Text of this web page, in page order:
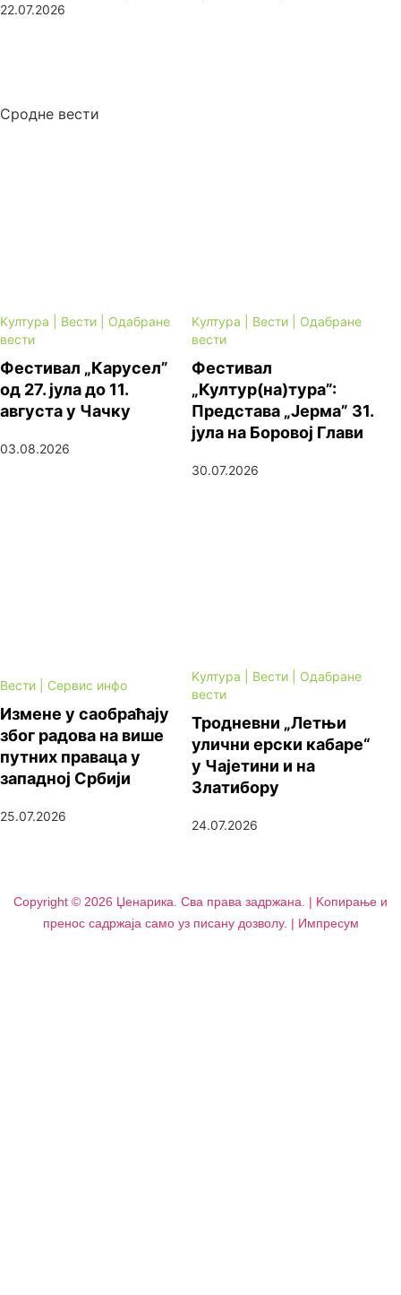
22.07.2026
Сродне вести
Kултура | Вести | Одабране
вести
Фестивал „Карусел”
од 27. јула до 11.
августа у Чачку
03.08.2026
Kултура | Вести | Одабране
вести
Фестивал
„Култур(на)тура”:
Представа „Јерма” 31.
јула на Боровој Глави
30.07.2026
Вести | Сервис инфо
Измене у саобраћају
због радова на више
путних праваца у
западној Србији
25.07.2026
Kултура | Вести | Одабране
вести
Тродневни „Летњи
улични ерски кабаре“
у Чајетини и на
Златибору
24.07.2026
Copyright © 2026 Џенарика. Сва права задржана. | Kопирање и
пренос садржаја само уз писану дозволу. | Импресум